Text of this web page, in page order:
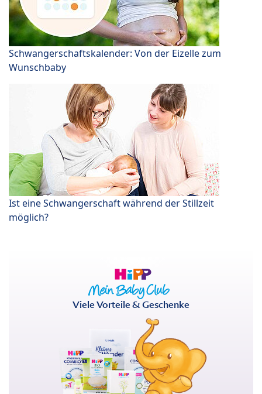
Schwangerschaftskalender: Von der Eizelle zum
Wunschbaby
Ist eine Schwangerschaft während der Stillzeit
möglich?
Viele Vorteile & Geschenke